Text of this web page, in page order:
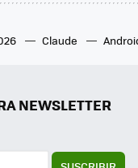
Claude
NEWSLETTER